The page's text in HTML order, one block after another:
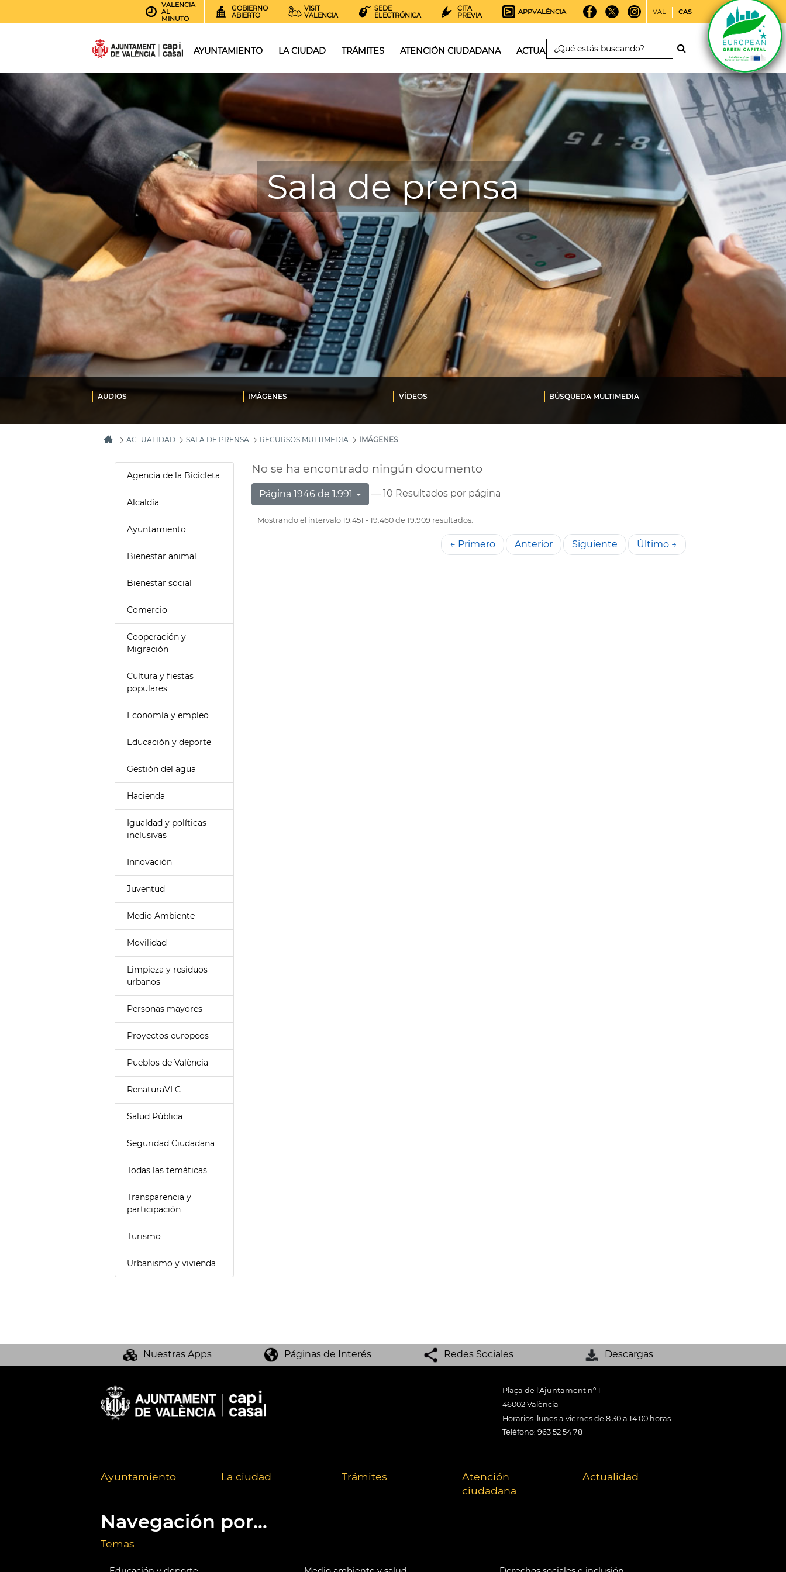
VALENCIA
AL
MINUTO
GOBIERNO
ABIERTO
VISIT
VALENCIA
SEDE
ELECTRÓNICA
CITA
PREVIA
APPVALÈNCIA VAL CAS
AYUNTAMIENTO LA CIUDAD TRÁMITES ATENCIÓN CIUDADANA ACTUALIDAD
Sala de prensa
AUDIOS IMÁGENES VÍDEOS BÚSQUEDA MULTIMEDIA
ACTUALIDAD SALA DE PRENSA RECURSOS MULTIMEDIA IMÁGENES
Agencia de la Bicicleta
Alcaldía
Ayuntamiento
Bienestar animal
Bienestar social
Comercio
Cooperación y
Migración
Cultura y fiestas
populares
Economía y empleo
Educación y deporte
Gestión del agua
Hacienda
Igualdad y políticas
inclusivas
Innovación
Juventud
Medio Ambiente
Movilidad
Limpieza y residuos
urbanos
Personas mayores
Proyectos europeos
Pueblos de València
RenaturaVLC
Salud Pública
Seguridad Ciudadana
Todas las temáticas
Transparencia y
participación
Turismo
Urbanismo y vivienda
No se ha encontrado ningún documento
Página 1946 de 1.991 — 10 Resultados por página
Mostrando el intervalo 19.451 - 19.460 de 19.909 resultados.
← Primero Anterior Siguiente Último →
Nuestras Apps Páginas de Interés Redes Sociales Descargas
Plaça de l'Ajuntament nº 1
46002 València
Horarios: lunes a viernes de 8:30 a 14:00 horas
Teléfono: 963 52 54 78
Ayuntamiento La ciudad Trámites
Atención
ciudadana
Actualidad
Navegación por...
Temas